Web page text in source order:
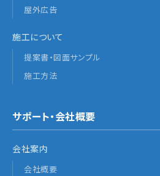
屋外広告
施工について
提案書・図面サンプル
施工方法
サポート・会社概要
会社案内
会社概要